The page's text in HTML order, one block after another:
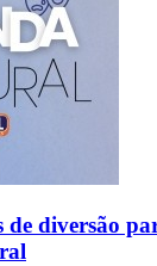
de diversão